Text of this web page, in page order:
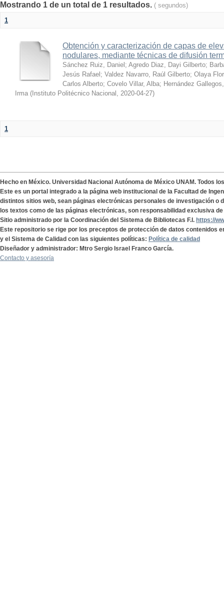
Mostrando 1 de un total de 1 resultados. ( segundos)
1
Obtención y caracterización de capas de
nodulares, mediante técnicas de difusión
Sánchez Ruiz, Daniel ; Agredo Diaz, Dayi Gilberto;
Jesús Rafael ; Valdez Navarro, Raúl Gilberto; Olaya
Carlos Alberto; Covelo Villar, Alba; Hernández
Irma ( Instituto Politécnico Nacional , 2020-04-27)
1
Hecho en México. Universidad Nacional Autónoma de México UNAM. Todos
Este es un portal integrado a la página web institucional de la Facultad de
distintos sitios web, sean páginas electrónicas personales de investigación o
los textos como de las páginas electrónicas, son responsabilidad exclusiva
Sitio administrado por la Coordinación del Sistema de Bibliotecas F.I. https://
Este repositorio se rige por los preceptos de protección de datos contenidos
y el Sistema de Calidad con las siguientes políticas: Política de calidad
Diseñador y administrador: Mtro Sergio Israel Franco García.
Contacto y asesoría